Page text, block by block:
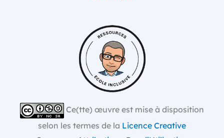
Ce(tte) œuvre est mise à disposition
selon les termes de la Licence Creative